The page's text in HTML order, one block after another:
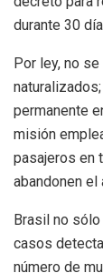
durante 30
Por ley, no
permanente
misión
pasajeros en
abandonen el
Brasil no
casos
número de